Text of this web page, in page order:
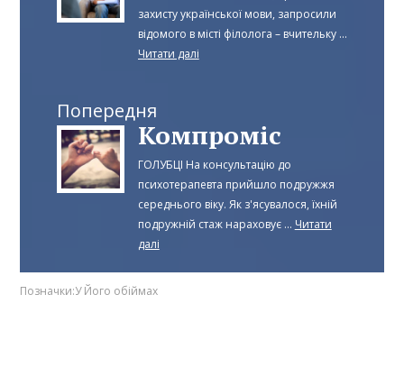
захисту української мови, запросили
відомого в місті філолога – вчительку ...
Читати далі
Попередня
Компроміс
ГОЛУБЦІ На консультацію до
психотерапевта прийшло подружжя
середнього віку. Як з'ясувалося, їхній
подружній стаж нараховує ... Читати
далі
Позначки:У Його обіймах